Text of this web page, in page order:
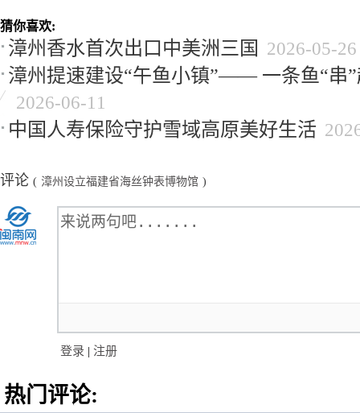
猜你喜欢:
漳州香水首次出口中美洲三国 2026-05-26
漳州提速建设“午鱼小镇”—— 一条鱼“串
2026-06-11
中国人寿保险守护雪域高原美好生活
评论 ( 漳州设立福建省海丝钟表博物馆 )
登录 | 注册
热门评论: